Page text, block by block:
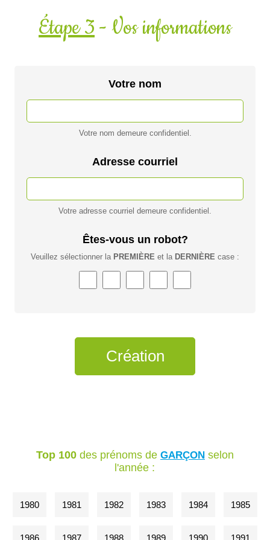
Étape 3- Vos informations
Votre nom
Votre nom demeure confidentiel.
Adresse courriel
Votre adresse courriel demeure confidentiel.
Êtes-vous un robot?
Veuillez sélectionner la PREMIÈRE et la DERNIÈRE case :
Top 100des prénoms de GARÇONselon
l'année :
1980 1981 1982 1983 1984 1985
1986 1987 1988 1989 1990 1991